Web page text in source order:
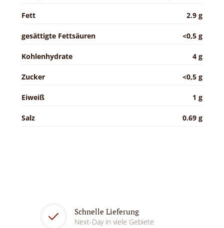
Fett 2.9 g
gesättigte Fettsäuren <0,5 g
Kohlenhydrate 4 g
Zucker <0,5 g
Eiweiß 1 g
Salz 0.69 g
Schnelle Lieferung
Next-Day in viele Gebiete